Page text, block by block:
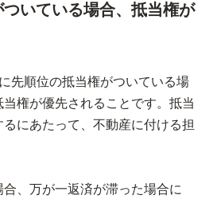
いている場合、抵当権が
先順位の抵当権がついている場
権が優先されることです。抵当
にあたって、不動産に付ける担
、万が一返済が滞った場合に